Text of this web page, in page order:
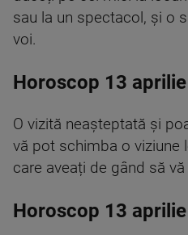
sau la un spectacol, și o
voi.
Horoscop 13
O vizită neașteptată și
vă pot schimba o viziune
care aveați de gând să
Horoscop 13